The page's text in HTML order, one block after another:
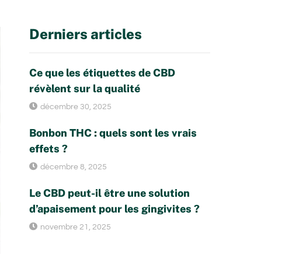
Derniers articles
Ce que les étiquettes de CBD
révèlent sur la qualité
décembre 30, 2025
Bonbon THC : quels sont les vrais
effets ?
décembre 8, 2025
Le CBD peut-il être une solution
d’apaisement pour les gingivites ?
novembre 21, 2025